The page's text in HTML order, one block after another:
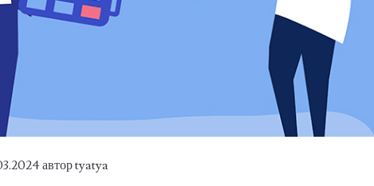
авторtyatya